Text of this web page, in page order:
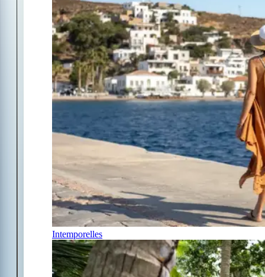
Intemporelles